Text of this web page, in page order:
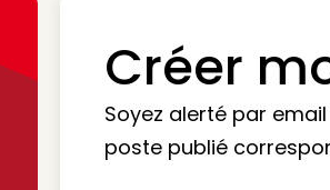
Créer
Soyez alerté par
poste publié